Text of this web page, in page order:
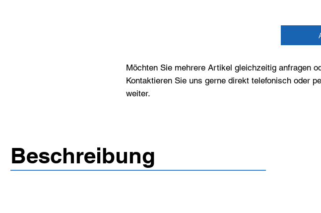
Möchten Sie mehrere Artikel gleichzeitig anfragen
Kontaktieren Sie uns gerne direkt telefonisch oder
weiter.
Beschreibung